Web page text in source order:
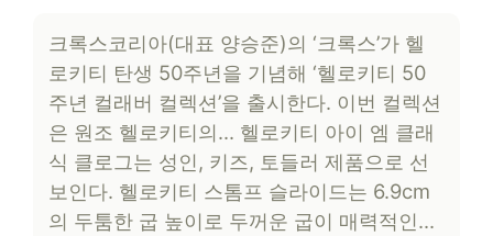
크록스코리아(대표 양승준)의 ‘크록스’가 헬
로키티 탄생 50주년을 기념해 ‘헬로키티 50
주년 컬래버 컬렉션’을 출시한다. 이번 컬렉션
은 원조 헬로키티의… 헬로키티 아이 엠 클래
식 클로그는 성인, 키즈, 토들러 제품으로 선
보인다. 헬로키티 스톰프 슬라이드는 6.9cm
의 두툼한 굽 높이로 두꺼운 굽이 매력적인…